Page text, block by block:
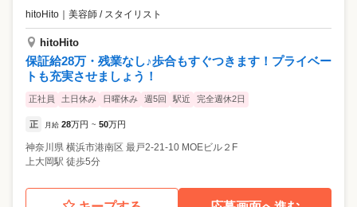
hitoHito 美容師 / スタイリスト
hitoHito
保証給28万・残業なし♪歩合もすぐつきます！プライベー
トも充実させましょう！
正社員 土日休み 日曜休み 週5回 駅近 完全週休2日
正 月給 28万円 ~ 50万円
神奈川県 横浜市港南区 最戸2-21-10 MOEビル２F
上大岡駅 徒歩5分